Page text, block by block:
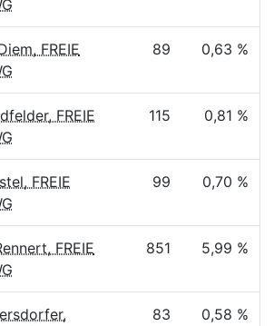
FREIE
89 0,63 %
FREIE
115 0,81 %
FREIE
99 0,70 %
FREIE
851 5,99 %
83 0,58 %